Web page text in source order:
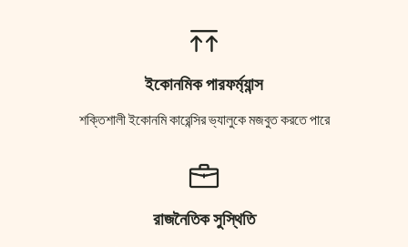
ইকোনমিক পারফর্ম্যান্স
শক্তিশালী ইকোনমি কারেন্সির ভ্যালুকে মজবুত করতে পারে
রাজনৈতিক সুস্থিতি